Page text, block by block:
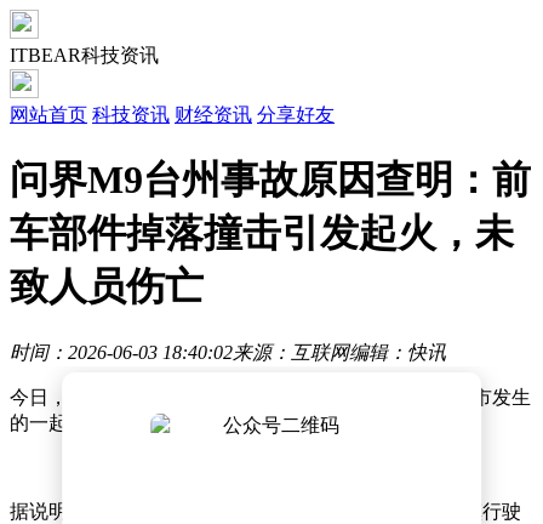
ITBEAR科技资讯
网站首页 科技资讯 财经资讯 分享好友
问界M9台州事故原因查明：前
车部件掉落撞击引发起火，未
致人员伤亡
时间：2026-06-03 18:40:02来源：互联网编辑：快讯
今日，问界汽车官方账号“问界用户服务”就浙江省台州市发生
的一起车辆事故发布情况说明，引发公众关注。
据说明内容，6月3日当天，一辆问界M9在台州市泽国镇行驶